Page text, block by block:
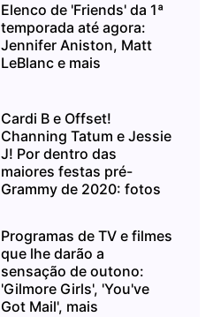
Elenco de 'Friends' da 1ª
temporada até agora:
Jennifer Aniston, Matt
LeBlanc e mais
Cardi B e Offset!
Channing Tatum e Jessie
J! Por dentro das
maiores festas pré-
Grammy de 2020: fotos
Programas de TV e filmes
que lhe darão a
sensação de outono:
'Gilmore Girls', 'You've
Got Mail', mais